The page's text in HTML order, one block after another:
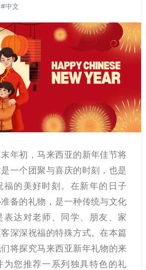
#中文
一个团聚与喜庆的时刻，也是
福的美好时刻。在新年的日子
备的礼物，是一种传统与文化
表达对老师、同学、朋友、家
深深祝福的特殊方式。在本篇
将探究马来西亚新年礼物的来
为您推荐一系列独具特色的礼